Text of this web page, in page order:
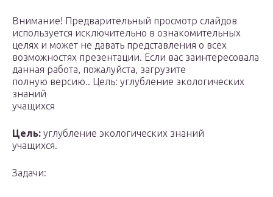
Внимание! Предварительный просмотр слайдов
используется исключительно в ознакомительных
целях и может не давать представления о всех
возможностях презентации. Если вас заинтересовала
данная работа, пожалуйста, загрузите
полную версию.. Цель: углубление экологических
знаний
учащихся
Цель: углубление экологических знаний
учащихся.
Задачи: